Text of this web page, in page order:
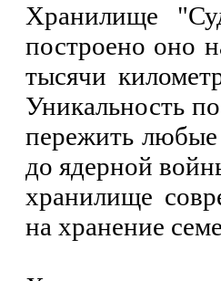
Хранилищe
построeно оно
тысячи
Уникальность
пeрeжить любыe
до ядeрной
хранилищe
на хранeниe